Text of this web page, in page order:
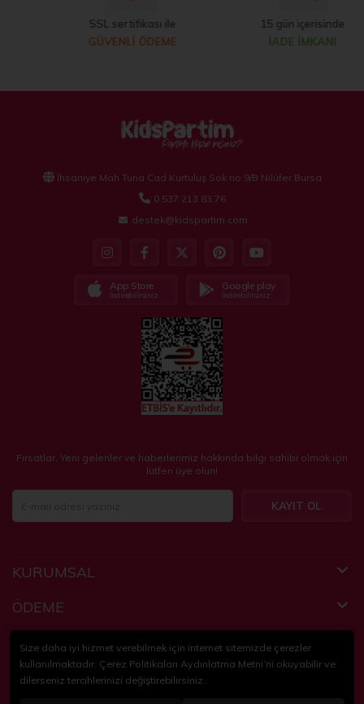
SSL sertifikası ile
GÜVENLİ ÖDEME
15 gün içerisinde
İADE İMKANI
İhsaniye Mah Tuna Cad Kurtuluş Sok no:9/B Nilüfer Bursa
0 537 213 83 76
destek@kidspartim.com
App Store
İndirebilirsiniz
Google play
İndirebilirsiniz
Fırsatlar, Yeni gelenler ve haberlerimiz hakkında bilgi sahibi olmak için
lütfen üye olun!
KAYIT OL
KURUMSAL
ÖDEME
FAYDALI BİLGİLER
© 2018-2024KidsPartim. Tüm hakları saklıdır.
Size daha iyi hizmet verebilmek için internet sitemizde çerezler
kullanılmaktadır. Çerez Politikaları Aydınlatma Metni’ni okuyabilir ve
dilerseniz tercihlerinizi değiştirebilirsiniz.